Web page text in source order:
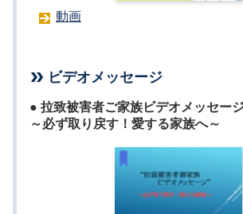
動画
ビデオメッセージ
● 拉致被害者ご家族ビデオメッセー
～必ず取り戻す！愛する家族へ～